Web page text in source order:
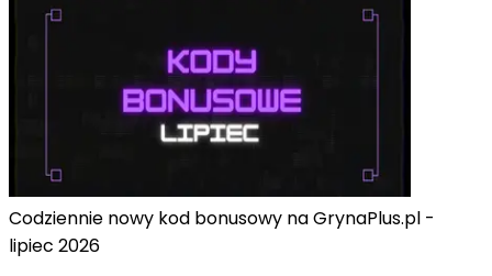
Codziennie nowy kod bonusowy na GrynaPlus.pl -
lipiec 2026